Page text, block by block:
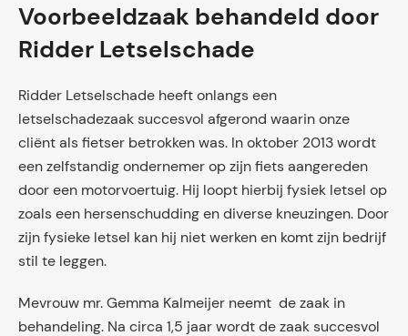
Voorbeeldzaak behandeld door
Ridder Letselschade
Ridder Letselschade heeft onlangs een
letselschadezaak succesvol afgerond waarin onze
cliënt als fietser betrokken was. In oktober 2013 wordt
een zelfstandig ondernemer op zijn fiets aangereden
door een motorvoertuig. Hij loopt hierbij fysiek letsel op
zoals een hersenschudding en diverse kneuzingen. Door
zijn fysieke letsel kan hij niet werken en komt zijn bedrijf
stil te leggen.
Mevrouw mr. Gemma Kalmeijer neemt de zaak in
behandeling. Na circa 1,5 jaar wordt de zaak succesvol